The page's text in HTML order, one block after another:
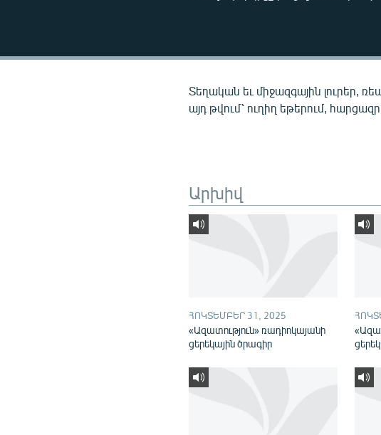
ՍՊՈՐՏ
Տեղական եւ միջազգային լուրեր,
այդ թվում՝ ուղիղ եթերում,
Արխիվ
ՀՈԿՏԵՄԲԵՐ 31, 2025
«Ազատություն» ռադիոկայանի
ցերեկային ծրագիր